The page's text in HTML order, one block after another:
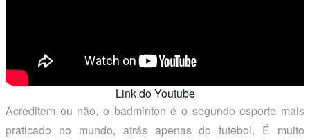
Link do Youtube
Acreditem ou não, o badminton é o segundo esporte mais
praticado no mundo, atrás apenas do futebol. É muito